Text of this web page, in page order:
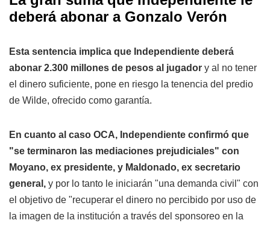
deberá abonar a Gonzalo Verón
Esta sentencia implica que Independiente deberá
abonar 2.300 millones de pesos al jugador y al no tener
el dinero suficiente, pone en riesgo la tenencia del predio
de Wilde, ofrecido como garantía.
En cuanto al caso OCA, Independiente confirmó que
"se terminaron las mediaciones prejudiciales" con
Moyano, ex presidente, y Maldonado, ex secretario
general, y por lo tanto le iniciarán "una demanda civil" con
el objetivo de "recuperar el dinero no percibido por uso de
la imagen de la institución a través del sponsoreo en la